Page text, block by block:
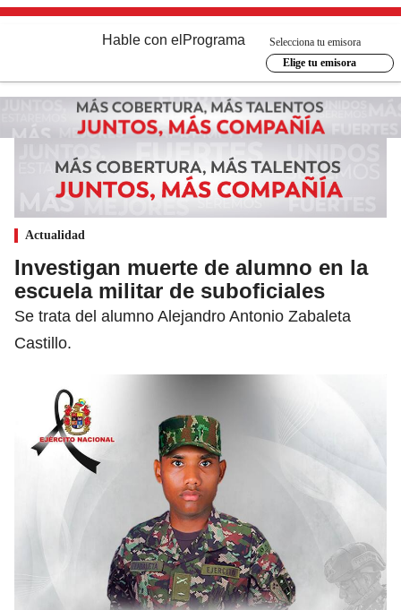
Hable con el Programa
Selecciona tu emisora
Elige tu emisora
Actualidad
Investigan muerte de alumno en la
escuela militar de suboficiales
Se trata del alumno Alejandro Antonio Zabaleta
Castillo.